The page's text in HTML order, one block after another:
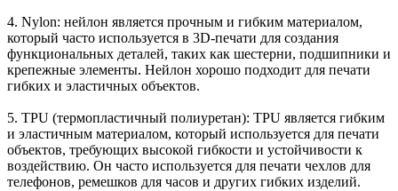
4. Nylon: нейлон является прочным и гибким материалом,
который часто используется в 3D-печати для создания
функциональных деталей, таких как шестерни, подшипники и
крепежные элементы. Нейлон хорошо подходит для печати
гибких и эластичных объектов.
5. TPU (термопластичный полиуретан): TPU является гибким
и эластичным материалом, который используется для печати
объектов, требующих высокой гибкости и устойчивости к
воздействию. Он часто используется для печати чехлов для
телефонов, ремешков для часов и других гибких изделий.